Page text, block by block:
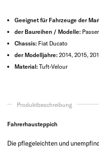
Geeignet für Fahrzeuge der
der Baureihen / Modelle:
Chassis: Fiat Ducato
der Modelljahre: 2014, 2015,
Material: Tuft-Velour
Produktbeschreibung
Fahrerhausteppich
Die pflegeleichten und